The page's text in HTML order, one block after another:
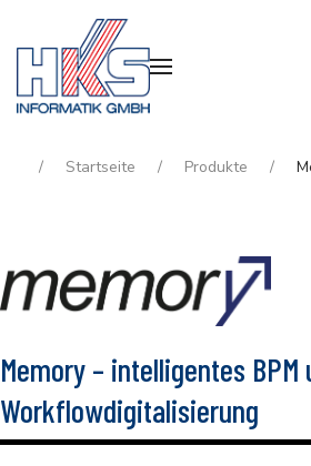
Startseite Produkte
Memory – intelligentes BPM
Workflowdigitalisierung